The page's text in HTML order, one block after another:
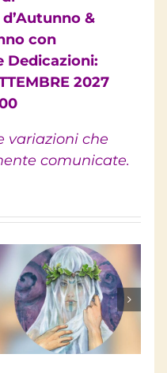
&
con
Dedicazioni:
2027
variazioni che
comunicate.
Percorso
Formativo: I
Tarocchi
della Dea
con Sarah
Perini ©